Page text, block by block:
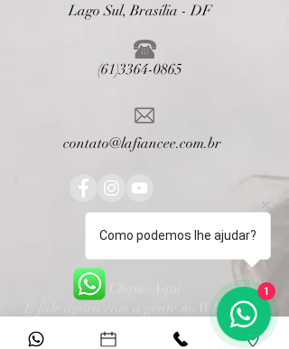
Lago Sul, Brasília - DF
(61)3364-0865
contato@lafiancee.com.br
E fale agora com a gente no WhatsApp
(61) 3364 0865
Como podemos lhe ajudar?
1